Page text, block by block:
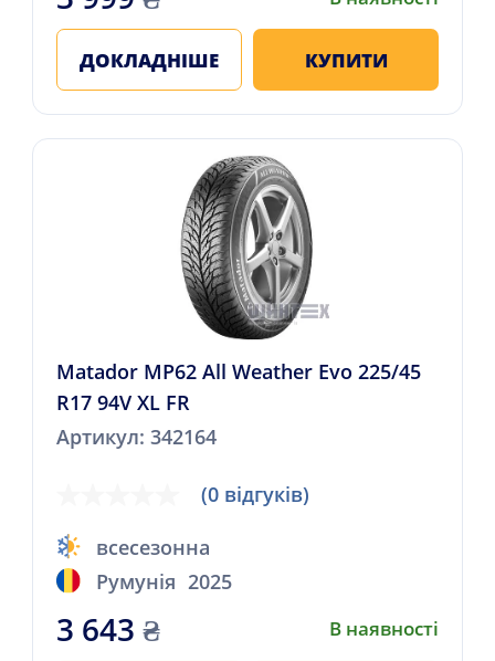
ДОКЛАДНІШЕ КУПИТИ
Matador MP62 All Weather Evo 225/45
R17 94V XL FR
Артикул: 342164
(0 відгуків)
всесезонна
Румунія 2025
3 643 ₴ В наявності